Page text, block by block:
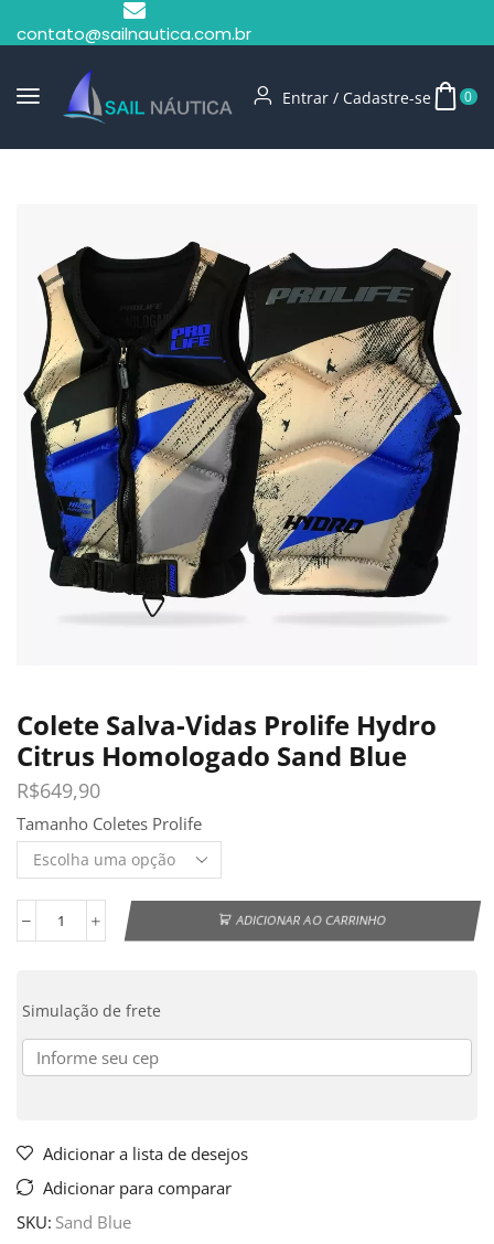
contato@sailnautica.com.br
Entrar / Cadastre-se 0
Colete Salva-Vidas Prolife Hydro
Citrus Homologado Sand Blue
R$649,90
Tamanho Coletes Prolife
ADICIONAR AO CARRINHO
Simulação de frete
Adicionar a lista de desejos
Adicionar para comparar
SKU: Sand Blue